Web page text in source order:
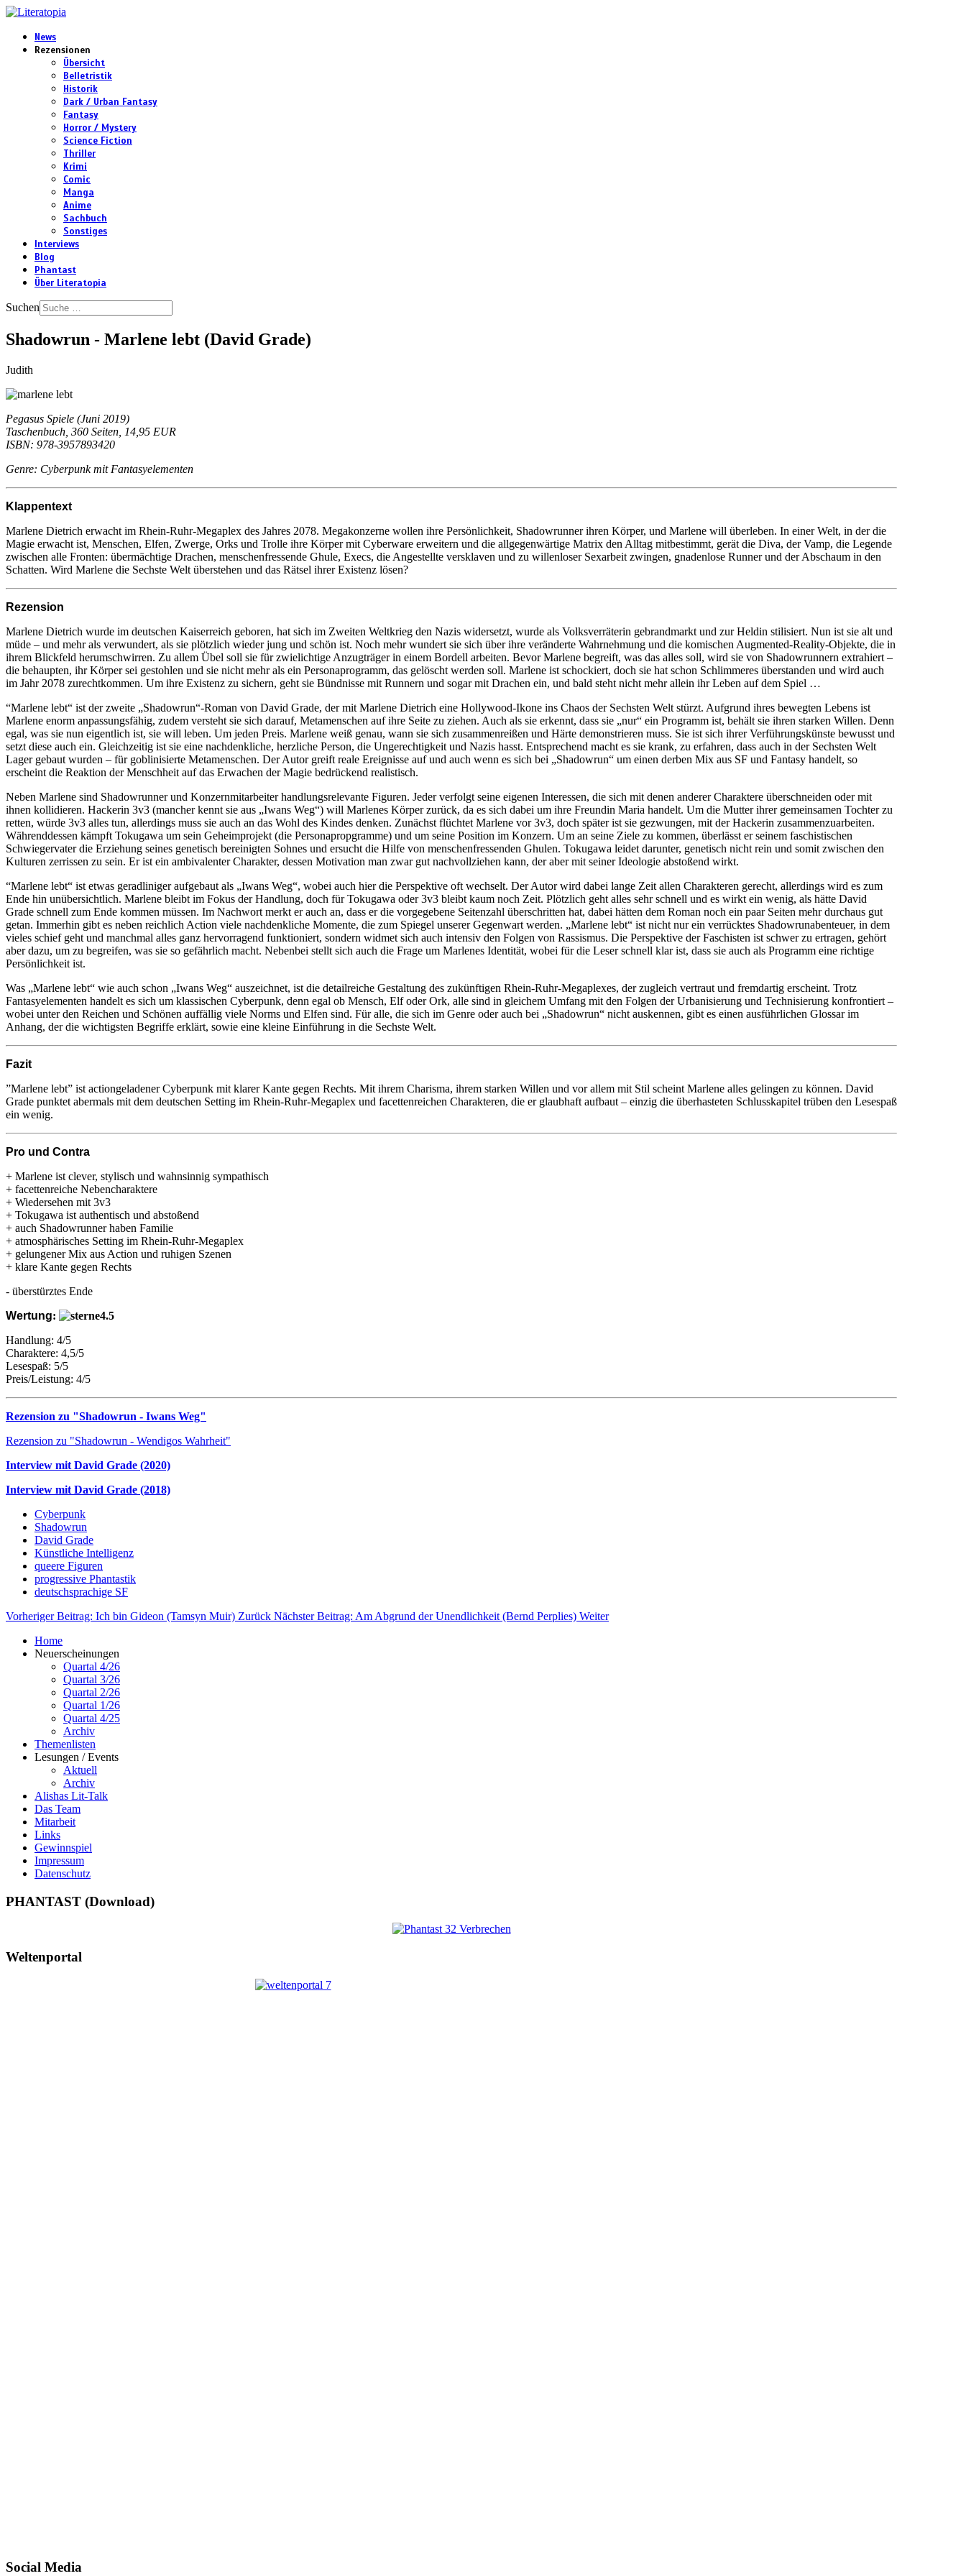
News
Rezensionen
Übersicht
Belletristik
Historik
Dark / Urban Fantasy
Fantasy
Horror / Mystery
Science Fiction
Thriller
Krimi
Comic
Manga
Anime
Sachbuch
Sonstiges
Interviews
Blog
Phantast
Über Literatopia
Suchen
Shadowrun - Marlene lebt (David Grade)
Judith
Pegasus Spiele (Juni 2019)
Taschenbuch, 360 Seiten, 14,95 EUR
ISBN: 978-3957893420
Genre: Cyberpunk mit Fantasyelementen
Klappentext
Marlene Dietrich erwacht im Rhein-Ruhr-Megaplex des Jahres 2078. Megakonzerne wollen ihre Persönlichkeit, Shadowrunner ihren Körper, und Marlene will überleben. In einer Welt, in der die
Magie erwacht ist, Menschen, Elfen, Zwerge, Orks und Trolle ihre Körper mit Cyberware erweitern und die allgegenwärtige Matrix den Alltag mitbestimmt, gerät die Diva, der Vamp, die Legende
zwischen alle Fronten: übermächtige Drachen, menschenfressende Ghule, Execs, die Angestellte versklaven und zu willenloser Sexarbeit zwingen, gnadenlose Runner und der Abschaum in den
Schatten. Wird Marlene die Sechste Welt überstehen und das Rätsel ihrer Existenz lösen?
Rezension
Marlene Dietrich wurde im deutschen Kaiserreich geboren, hat sich im Zweiten Weltkrieg den Nazis widersetzt, wurde als Volksverräterin gebrandmarkt und zur Heldin stilisiert. Nun ist sie alt und
müde – und mehr als verwundert, als sie plötzlich wieder jung und schön ist. Noch mehr wundert sie sich über ihre veränderte Wahrnehmung und die komischen Augmented-Reality-Objekte, die in
ihrem Blickfeld herumschwirren. Zu allem Übel soll sie für zwielichtige Anzugträger in einem Bordell arbeiten. Bevor Marlene begreift, was das alles soll, wird sie von Shadowrunnern extrahiert –
die behaupten, ihr Körper sei gestohlen und sie nicht mehr als ein Personaprogramm, das gelöscht werden soll. Marlene ist schockiert, doch sie hat schon Schlimmeres überstanden und wird auch
im Jahr 2078 zurechtkommen. Um ihre Existenz zu sichern, geht sie Bündnisse mit Runnern und sogar mit Drachen ein, und bald steht nicht mehr allein ihr Leben auf dem Spiel …
“Marlene lebt“ ist der zweite „Shadowrun“-Roman von David Grade, der mit Marlene Dietrich eine Hollywood-Ikone ins Chaos der Sechsten Welt stürzt. Aufgrund ihres bewegten Lebens ist
Marlene enorm anpassungsfähig, zudem versteht sie sich darauf, Metamenschen auf ihre Seite zu ziehen. Auch als sie erkennt, dass sie „nur“ ein Programm ist, behält sie ihren starken Willen. Denn
egal, was sie nun eigentlich ist, sie will leben. Um jeden Preis. Marlene weiß genau, wann sie sich zusammenreißen und Härte demonstrieren muss. Sie ist sich ihrer Verführungskünste bewusst und
setzt diese auch ein. Gleichzeitig ist sie eine nachdenkliche, herzliche Person, die Ungerechtigkeit und Nazis hasst. Entsprechend macht es sie krank, zu erfahren, dass auch in der Sechsten Welt
Lager gebaut wurden – für goblinisierte Metamenschen. Der Autor greift reale Ereignisse auf und auch wenn es sich bei „Shadowrun“ um einen derben Mix aus SF und Fantasy handelt, so
erscheint die Reaktion der Menschheit auf das Erwachen der Magie bedrückend realistisch.
Neben Marlene sind Shadowrunner und Konzernmitarbeiter handlungsrelevante Figuren. Jeder verfolgt seine eigenen Interessen, die sich mit denen anderer Charaktere überschneiden oder mit
ihnen kollidieren. Hackerin 3v3 (mancher kennt sie aus „Iwans Weg“) will Marlenes Körper zurück, da es sich dabei um ihre Freundin Maria handelt. Um die Mutter ihrer gemeinsamen Tochter zu
retten, würde 3v3 alles tun, allerdings muss sie auch an das Wohl des Kindes denken. Zunächst flüchtet Marlene vor 3v3, doch später ist sie gezwungen, mit der Hackerin zusammenzuarbeiten.
Währenddessen kämpft Tokugawa um sein Geheimprojekt (die Personapropgramme) und um seine Position im Konzern. Um an seine Ziele zu kommen, überlässt er seinem faschistischen
Schwiegervater die Erziehung seines genetisch bereinigten Sohnes und ersucht die Hilfe von menschenfressenden Ghulen. Tokugawa leidet darunter, genetisch nicht rein und somit zwischen den
Kulturen zerrissen zu sein. Er ist ein ambivalenter Charakter, dessen Motivation man zwar gut nachvollziehen kann, der aber mit seiner Ideologie abstoßend wirkt.
“Marlene lebt“ ist etwas geradliniger aufgebaut als „Iwans Weg“, wobei auch hier die Perspektive oft wechselt. Der Autor wird dabei lange Zeit allen Charakteren gerecht, allerdings wird es zum
Ende hin unübersichtlich. Marlene bleibt im Fokus der Handlung, doch für Tokugawa oder 3v3 bleibt kaum noch Zeit. Plötzlich geht alles sehr schnell und es wirkt ein wenig, als hätte David
Grade schnell zum Ende kommen müssen. Im Nachwort merkt er auch an, dass er die vorgegebene Seitenzahl überschritten hat, dabei hätten dem Roman noch ein paar Seiten mehr durchaus gut
getan. Immerhin gibt es neben reichlich Action viele nachdenkliche Momente, die zum Spiegel unserer Gegenwart werden. „Marlene lebt“ ist nicht nur ein verrücktes Shadowrunabenteuer, in dem
vieles schief geht und manchmal alles ganz hervorragend funktioniert, sondern widmet sich auch intensiv den Folgen von Rassismus. Die Perspektive der Faschisten ist schwer zu ertragen, gehört
aber dazu, um zu begreifen, was sie so gefährlich macht. Nebenbei stellt sich auch die Frage um Marlenes Identität, wobei für die Leser schnell klar ist, dass sie auch als Programm eine richtige
Persönlichkeit ist.
Was „Marlene lebt“ wie auch schon „Iwans Weg“ auszeichnet, ist die detailreiche Gestaltung des zukünftigen Rhein-Ruhr-Megaplexes, der zugleich vertraut und fremdartig erscheint. Trotz
Fantasyelementen handelt es sich um klassischen Cyberpunk, denn egal ob Mensch, Elf oder Ork, alle sind in gleichem Umfang mit den Folgen der Urbanisierung und Technisierung konfrontiert –
wobei unter den Reichen und Schönen auffällig viele Norms und Elfen sind. Für alle, die sich im Genre oder auch bei „Shadowrun“ nicht auskennen, gibt es einen ausführlichen Glossar im
Anhang, der die wichtigsten Begriffe erklärt, sowie eine kleine Einführung in die Sechste Welt.
Fazit
”Marlene lebt” ist actiongeladener Cyberpunk mit klarer Kante gegen Rechts. Mit ihrem Charisma, ihrem starken Willen und vor allem mit Stil scheint Marlene alles gelingen zu können. David
Grade punktet abermals mit dem deutschen Setting im Rhein-Ruhr-Megaplex und facettenreichen Charakteren, die er glaubhaft aufbaut – einzig die überhasteten Schlusskapitel trüben den Lesespaß
ein wenig.
Pro und Contra
+ Marlene ist clever, stylisch und wahnsinnig sympathisch
+ facettenreiche Nebencharaktere
+ Wiedersehen mit 3v3
+ Tokugawa ist authentisch und abstoßend
+ auch Shadowrunner haben Familie
+ atmosphärisches Setting im Rhein-Ruhr-Megaplex
+ gelungener Mix aus Action und ruhigen Szenen
+ klare Kante gegen Rechts
- überstürztes Ende
Wertung:
Handlung: 4/5
Charaktere: 4,5/5
Lesespaß: 5/5
Preis/Leistung: 4/5
Rezension zu "Shadowrun - Iwans Weg"
Rezension zu "Shadowrun - Wendigos Wahrheit"
Interview mit David Grade (2020)
Interview mit David Grade (2018)
Cyberpunk
Shadowrun
David Grade
Künstliche Intelligenz
queere Figuren
progressive Phantastik
deutschsprachige SF
Vorheriger Beitrag: Ich bin Gideon (Tamsyn Muir) Zurück Nächster Beitrag: Am Abgrund der Unendlichkeit (Bernd Perplies) Weiter
Home
Neuerscheinungen
Quartal 4/26
Quartal 3/26
Quartal 2/26
Quartal 1/26
Quartal 4/25
Archiv
Themenlisten
Lesungen / Events
Aktuell
Archiv
Alishas Lit-Talk
Das Team
Mitarbeit
Links
Gewinnspiel
Impressum
Datenschutz
PHANTAST (Download)
Weltenportal
Social Media